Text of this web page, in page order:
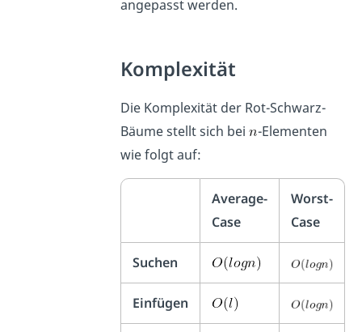
angepasst werden.
Komplexität
Die Komplexität der Rot-Schwarz-
Bäume stellt sich bei -Elementen
wie folgt auf:
Average-
Case
Worst-
Case
Suchen
Einfügen